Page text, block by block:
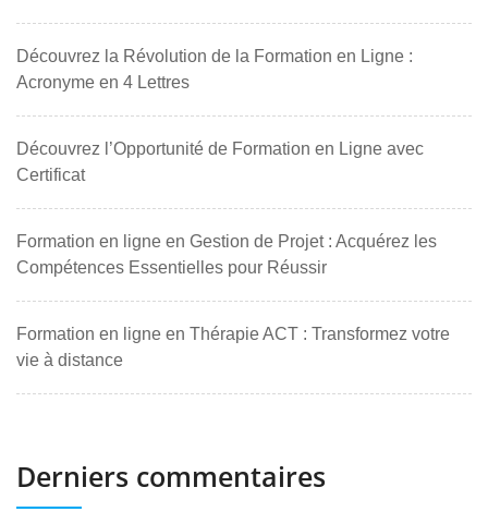
Découvrez la Révolution de la Formation en Ligne :
Acronyme en 4 Lettres
Découvrez l’Opportunité de Formation en Ligne avec
Certificat
Formation en ligne en Gestion de Projet : Acquérez les
Compétences Essentielles pour Réussir
Formation en ligne en Thérapie ACT : Transformez votre
vie à distance
Derniers commentaires